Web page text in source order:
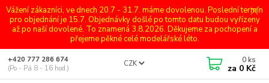
Vážení zákazníci, ve dnech 20.7 - 31.7. máme dovolenou. Poslední termín
pro objednání je 15.7. Objednávky došlé po tomto datu budou vyřízeny
až po naší dovolené. To znamená 3.8.2026. Děkujeme za pochopení a
přejeme pěkné celé modelářské léto.
CZK
+420 777 286 674
(Po - Pá 8 - 16 hod.)
0 ks
za 0 Kč